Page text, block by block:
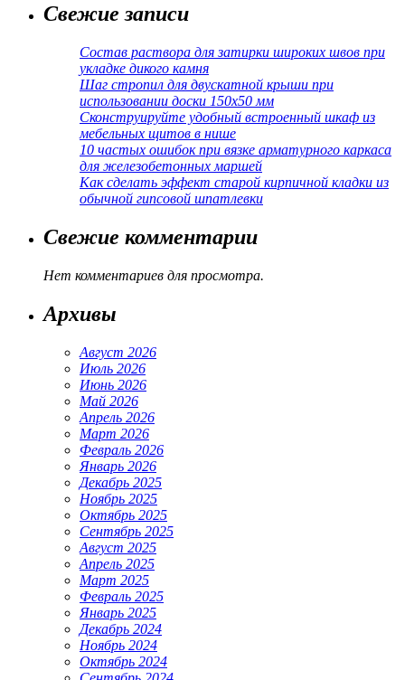
Свежие записи
Состав раствора для затирки широких швов при
укладке дикого камня
Шаг стропил для двускатной крыши при
использовании доски 150х50 мм
Сконструируйте удобный встроенный шкаф из
мебельных щитов в нише
10 частых ошибок при вязке арматурного каркаса
для железобетонных маршей
Как сделать эффект старой кирпичной кладки из
обычной гипсовой шпатлевки
Свежие комментарии
Нет комментариев для просмотра.
Архивы
Август 2026
Июль 2026
Июнь 2026
Май 2026
Апрель 2026
Март 2026
Февраль 2026
Январь 2026
Декабрь 2025
Ноябрь 2025
Октябрь 2025
Сентябрь 2025
Август 2025
Апрель 2025
Март 2025
Февраль 2025
Январь 2025
Декабрь 2024
Ноябрь 2024
Октябрь 2024